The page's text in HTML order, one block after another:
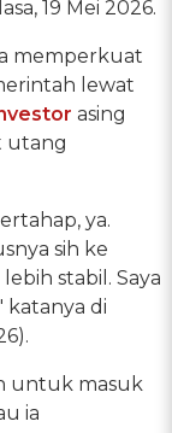
19 Mei 2026.
memperkuat
lewat
asing
utang
ya.
sih ke
stabil. Saya
katanya di
untuk masuk
ia